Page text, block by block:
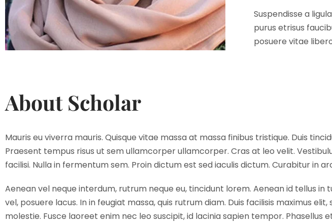
Suspendisse a
purus etrisus
posuere vitae
About Scholar
Mauris eu viverra mauris. Quisque vitae massa at massa finibus tristique. Duis
Praesent tempus risus ut sem ullamcorper ullamcorper. Cras at leo velit.
facilisi. Nulla in fermentum sem. Proin dictum est sed iaculis dictum. Curabitur in
Aenean vel neque interdum, rutrum neque eu, tincidunt lorem. Aenean id tellus
vel, posuere lacus. In in feugiat massa, quis rutrum diam. Duis facilisis maximus
molestie. Fusce laoreet enim nec leo suscipit, id lacinia sapien tempor. Phasellus